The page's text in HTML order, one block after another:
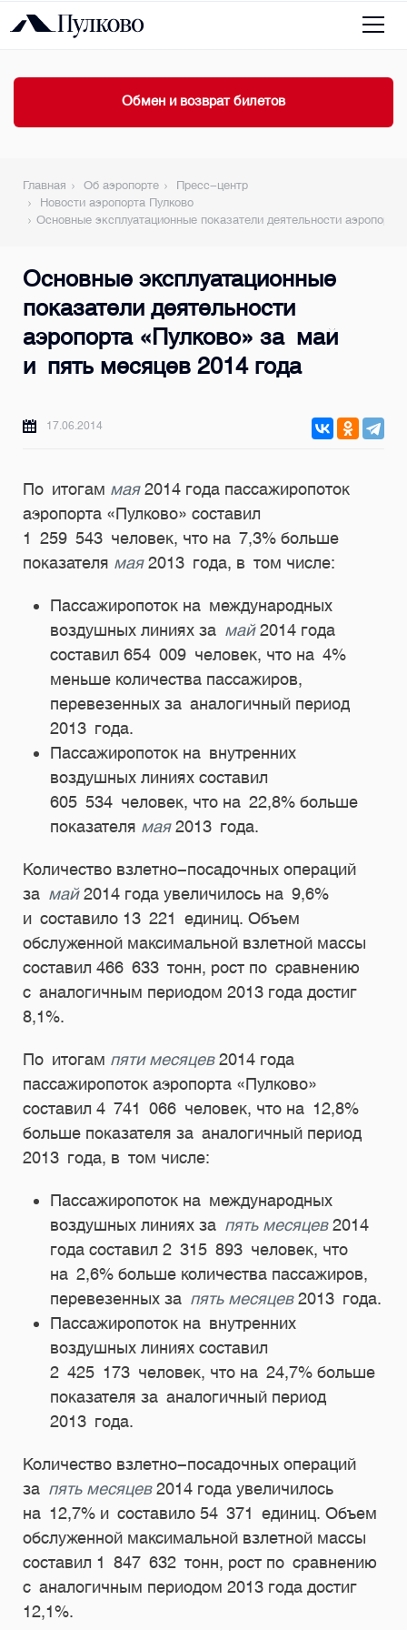
Обмен и возврат билетов
Главная Об аэропорте
Пресс-центр
Новости аэропорта Пулково
Основные эксплуатационные показатели деятельности
Основные эксплуатационные
показатели деятельности
аэропорта «Пулково» за май
и пять месяцев 2014 года
17.06.2014
По итогам мая2014 года пассажиропоток
аэропорта «Пулково» составил
1 259 543 человек, что на 7,3% больше
показателя мая2013 года, в том числе:
Пассажиропоток на международных
воздушных линиях за май2014 года
составил 654 009 человек, что на 4%
меньше количества пассажиров,
перевезенных за аналогичный период
2013 года.
Пассажиропоток на внутренних
воздушных линиях составил
605 534 человек, что на 22,8% больше
показателя мая2013 года.
Количество взлетно-посадочных операций
за май2014 года увеличилось на 9,6%
и составило 13 221 единиц. Объем
обслуженной максимальной взлетной массы
составил 466 633 тонн, рост по сравнению
с аналогичным периодом 2013 года достиг
8,1%.
По итогам пяти месяцев2014 года
пассажиропоток аэропорта «Пулково»
составил 4 741 066 человек, что на 12,8%
больше показателя за аналогичный период
2013 года, в том числе:
Пассажиропоток на международных
воздушных линиях за пять месяцев2014
года составил 2 315 893 человек, что
на 2,6% больше количества пассажиров,
перевезенных за пять месяцев2013 года.
Пассажиропоток на внутренних
воздушных линиях составил
2 425 173 человек, что на 24,7% больше
показателя за аналогичный период
2013 года.
Количество взлетно-посадочных операций
за пять месяцев2014 года увеличилось
на 12,7% и составило 54 371 единиц. Объем
обслуженной максимальной взлетной массы
составил 1 847 632 тонн, рост по сравнению
с аналогичным периодом 2013 года достиг
12,1%.